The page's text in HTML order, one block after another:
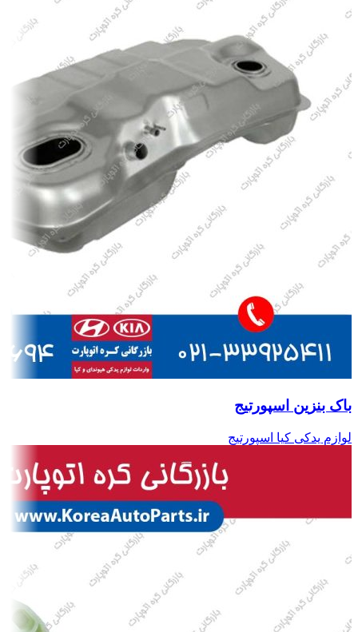
باک بنزین اسپورتیج
لوازم یدکی کیا اسپورتیج